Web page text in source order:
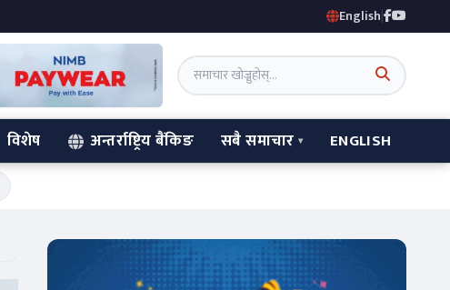
English|
विशेष अन्तर्राष्ट्रिय बैंकिङ सबै समाचार ENGLISH